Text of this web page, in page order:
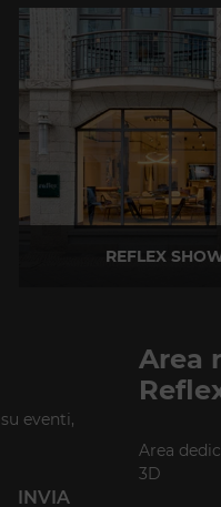
REFLEX
eventi,
Area
Area
3D